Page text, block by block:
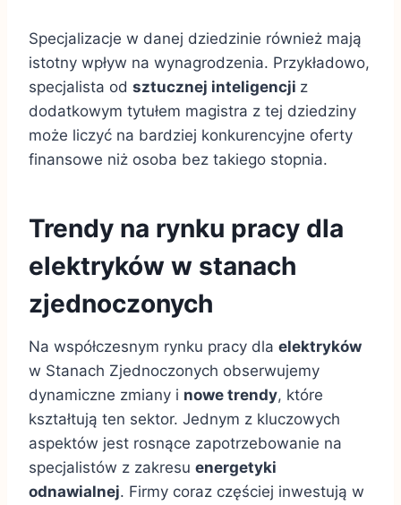
Specjalizacje w danej dziedzinie również mają
istotny wpływ na wynagrodzenia. Przykładowo,
specjalista od sztucznej inteligencji z
dodatkowym tytułem magistra z tej dziedziny
może liczyć na bardziej konkurencyjne oferty
finansowe niż osoba bez takiego stopnia.
Trendy na rynku pracy dla
elektryków w stanach
zjednoczonych
Na współczesnym rynku pracy dla elektryków
w Stanach Zjednoczonych obserwujemy
dynamiczne zmiany i nowe trendy, które
kształtują ten sektor. Jednym z kluczowych
aspektów jest rosnące zapotrzebowanie na
specjalistów z zakresu energetyki
odnawialnej. Firmy coraz częściej inwestują w